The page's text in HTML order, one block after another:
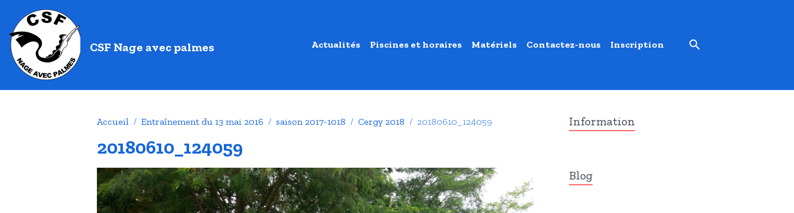
CSF Nage avec palmes Actualités Piscines et horaires Matériels Contactez-nous Inscription
Accueil Entraînement du 13 mai 2016 saison 2017-1018 Cergy 2018 20180610_124059
20180610_124059
Information
Blog